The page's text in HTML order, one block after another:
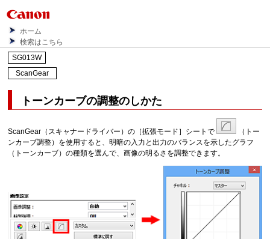
ホーム
検索はこちら
SG013W
ScanGear
トーンカーブの調整のしかた
ScanGear （スキャナードライバー）の［拡張モード ］シートで
（トー
ンカーブ調整）を使用すると、明暗の入力と出力のバランスを示したグラフ
（トーンカーブ）の種類を選んで、画像の明るさを調整できます。